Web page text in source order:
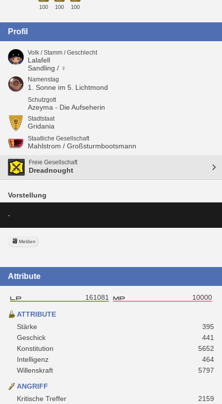
100 100 100
Profil
Volk / Stamm / Geschlecht
Lalafell
Sandling / ♀
Namenstag
1. Sonne im 5. Lichtmond
Schutzgott
Azeyma - Die Aufseherin
Stadtstaat
Gridania
Staatliche Gesellschaft
Mahlstrom / Großsturmbootsmann
Freie Gesellschaft
Dreadnought
Vorstellung
-
Melden
Attribute
161081 10000
ATTRIBUTE
Stärke
395
Geschick
441
Konstitution
5652
Intelligenz
464
Willenskraft
5797
ANGRIFF
Kritische Treffer
2159